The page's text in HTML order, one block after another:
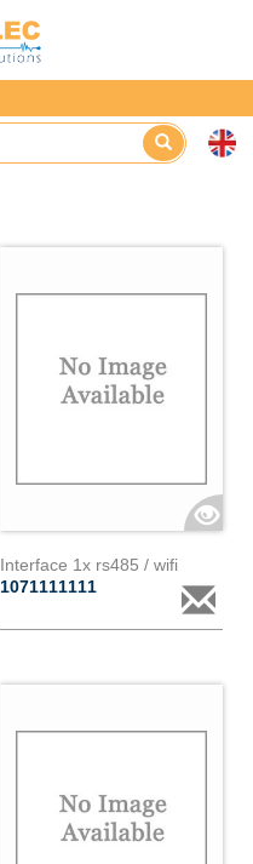
Interface 1x rs485 / wifi
1071111111